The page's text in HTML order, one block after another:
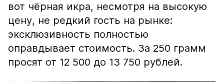
вот чёрная икра, несмотря на высокую
цену, не редкий гость на рынке:
эксклюзивность полностью
оправдывает стоимость. За 250 грамм
просят от 12 500 до 13 750 рублей.